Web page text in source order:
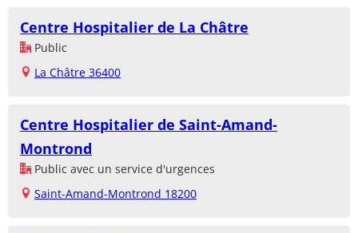
Centre Hospitalier de La Châtre
Public
La Châtre 36400
Centre Hospitalier de Saint-Amand-
Montrond
Public avec un service d'urgences
Saint-Amand-Montrond 18200